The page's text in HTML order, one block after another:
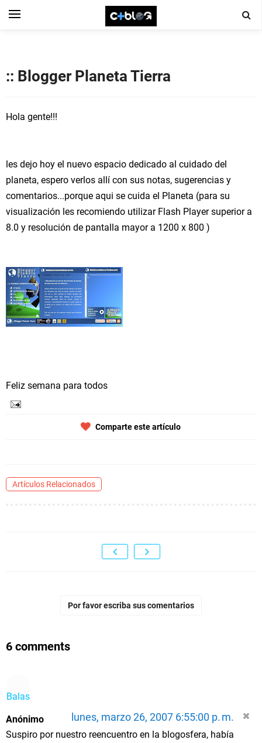
:: Blogger Planeta Tierra
Hola gente!!!
les dejo hoy el nuevo espacio dedicado al cuidado del
planeta, espero verlos allí con sus notas, sugerencias y
comentarios...porque aqui se cuida el Planeta (para su
visualización les recomiendo utilizar Flash Player superior a
8.0 y resolución de pantalla mayor a 1200 x 800 )
Feliz semana para todos
Comparte este artículo
Artículos Relacionados
Por favor escriba sus comentarios
6 comments
Balas
Anónimo lunes, marzo 26, 2007 6:55:00 p. m.
Suspiro por nuestro reencuentro en la blogosfera, había